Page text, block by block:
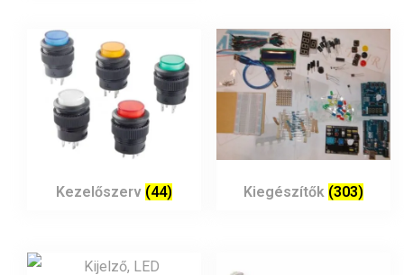
Kezelőszerv (44) Kiegészítők (303)